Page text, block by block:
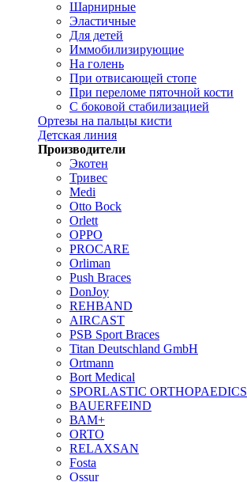
Шарнирные
Эластичные
Для детей
Иммобилизирующие
На голень
При отвисающей стопе
При переломе пяточной кости
С боковой стабилизацией
Ортезы на пальцы кисти
Детская линия
Производители
Экотен
Тривес
Medi
Otto Bock
Orlett
OPPO
PROCARE
Orliman
Push Braces
DonJoy
REHBAND
AIRCAST
PSB Sport Braces
Titan Deutschland GmbH
Ortmann
Bort Medical
SPORLASTIC ORTHOPAEDICS
BAUERFEIND
ВАМ+
ORTO
RELAXSAN
Fosta
Ossur